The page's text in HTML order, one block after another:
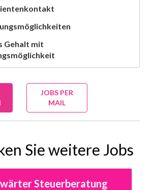
Gehalt mit
JOBS PER
MAIL
Sie weitere Jobs
Steuerberatung